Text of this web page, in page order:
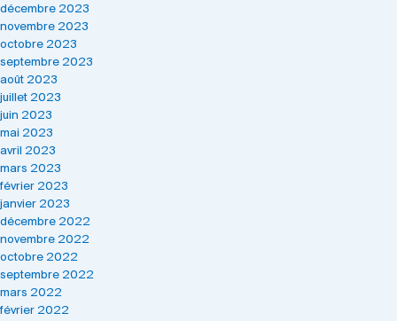
décembre 2023
novembre 2023
octobre 2023
septembre 2023
août 2023
juillet 2023
juin 2023
mai 2023
avril 2023
mars 2023
février 2023
janvier 2023
décembre 2022
novembre 2022
octobre 2022
septembre 2022
mars 2022
février 2022